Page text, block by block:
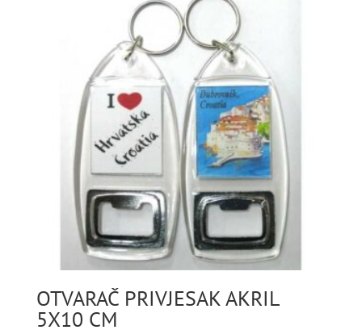
OTVARAČ PRIVJESAK AKRIL
5X10 CM